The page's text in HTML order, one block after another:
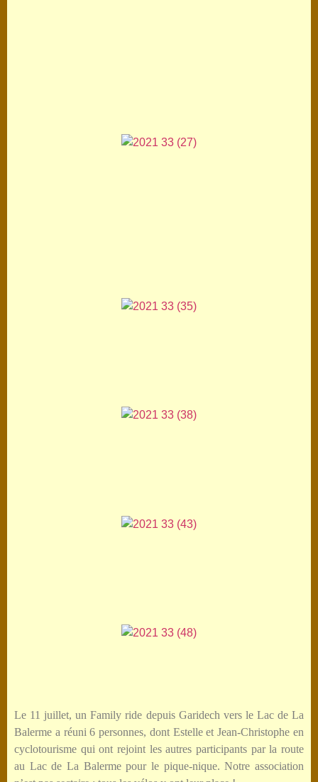
Le 11 juillet, un Family ride depuis Garidech vers le Lac de La
Balerme a réuni 6 personnes, dont Estelle et Jean-Christophe en
cyclotourisme qui ont rejoint les autres participants par la route
au Lac de La Balerme pour le pique-nique. Notre association